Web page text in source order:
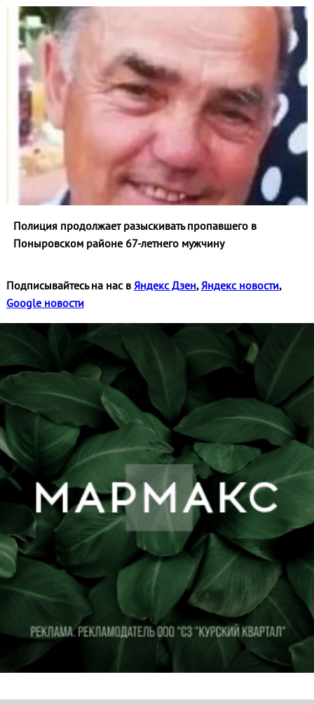
Полиция продолжает разыскивать пропавшего в
Поныровском районе 67-летнего мужчину
Подписывайтесь на нас в Яндекс Дзен, Яндекс новости,
Google новости